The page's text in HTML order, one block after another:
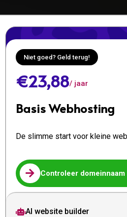
Niet goed? Geld terug!
€23,88/ jaar
Basis Webhosting
De slimme start voor kleine
 Controleer domeinnaam
AI website builder